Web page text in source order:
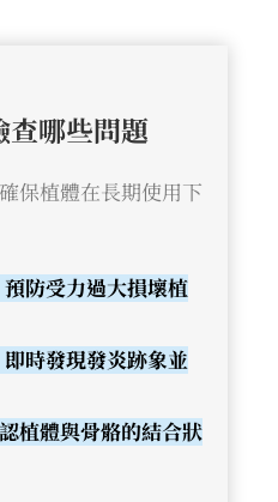
查哪些問題
保植體在長期使用下
防受力過大損壞植
時發現發炎跡象並
植體與骨骼的結合狀